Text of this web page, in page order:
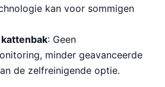
kan voor sommigen
: Geen
minder geavanceerde
de zelfreinigende optie.